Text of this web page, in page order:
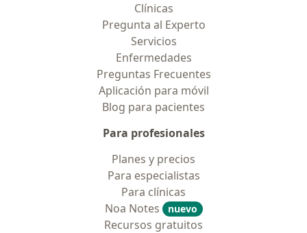
Clínicas
Pregunta al Experto
Servicios
Enfermedades
Preguntas Frecuentes
Aplicación para móvil
Blog para pacientes
Para profesionales
Planes y precios
Para especialistas
Para clínicas
Noa Notes
nuevo
Recursos gratuitos